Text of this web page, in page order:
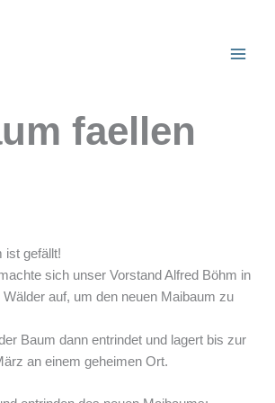
faellen
ist gefällt!
sich unser Vorstand Alfred Böhm in
Wälder auf, um den neuen Maibaum zu
Baum dann entrindet und lagert bis zur
an einem geheimen Ort.